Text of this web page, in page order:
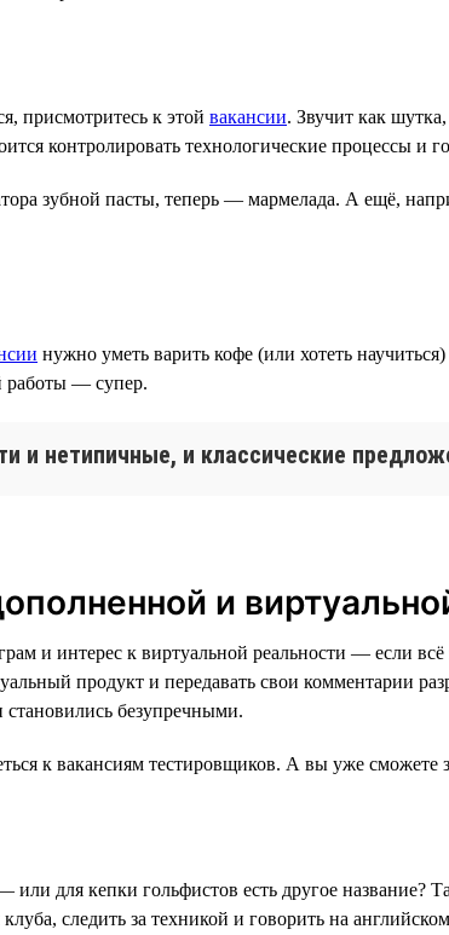
присмотритесь к этой вакансии. Звучит как
контролировать технологические процессы и
зубной пасты, теперь — мармелада. А ещё,
нужно уметь варить кофе (или хотеть
работы — супер.
и нетипичные, и классические
и
и интерес к виртуальной реальности — если всё
продукт и передавать свои комментарии
безупречными.
к вакансиям тестировщиков. А вы уже сможете
для кепки гольфистов есть другое название?
следить за техникой и говорить на